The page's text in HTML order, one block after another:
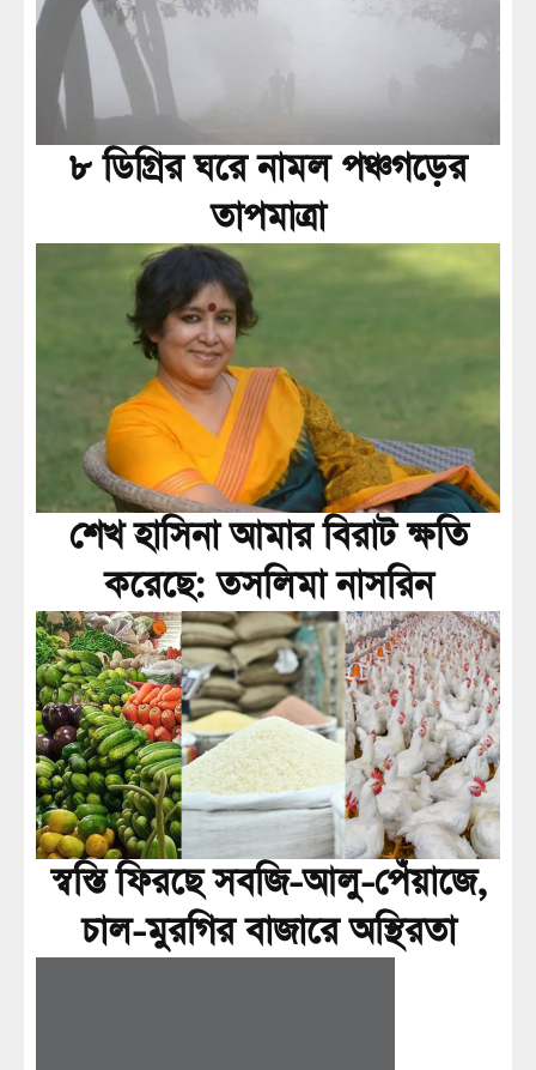
৮ ডিগ্রির ঘরে নামল পঞ্চগড়ের
তাপমাত্রা
শেখ হাসিনা আমার বিরাট ক্ষতি
করেছে: তসলিমা নাসরিন
স্বস্তি ফিরছে সবজি-আলু-পেঁয়াজে,
চাল-মুরগির বাজারে অস্থিরতা